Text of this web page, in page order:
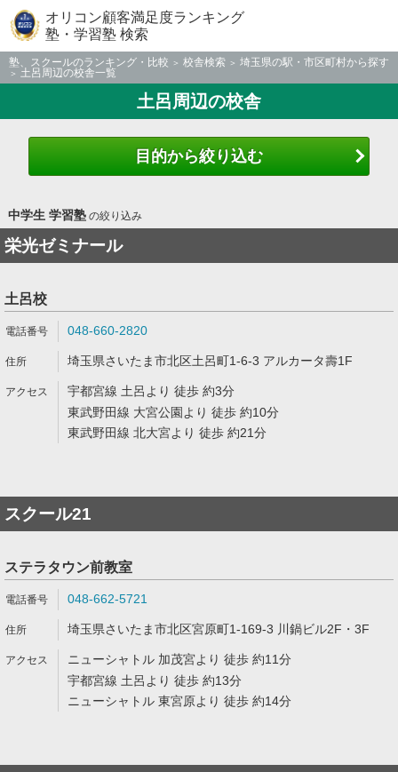
オリコン顧客満足度ランキング
塾・学習塾 検索
塾、スクールのランキング・比較 校舎検索
埼玉県の駅・市区町村から探す
土呂周辺の校舎一覧
土呂周辺の校舎
目的から絞り込む
中学生 学習塾の絞り込み
栄光ゼミナール
土呂校
048-660-2820
埼玉県さいたま市北区土呂町1-6-3 アルカータ壽1F
宇都宮線 土呂より 徒歩 約3分
東武野田線 大宮公園より 徒歩 約10分
東武野田線 北大宮より 徒歩 約21分
スクール21
ステラタウン前教室
048-662-5721
埼玉県さいたま市北区宮原町1-169-3 川鍋ビル2F・3F
ニューシャトル 加茂宮より 徒歩 約11分
宇都宮線 土呂より 徒歩 約13分
ニューシャトル 東宮原より 徒歩 約14分